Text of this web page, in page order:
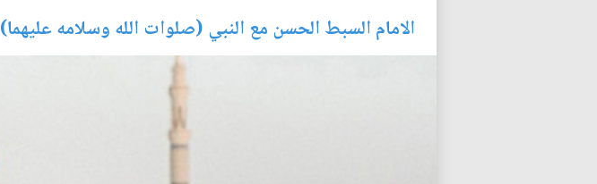
الامام السبط الحسن مع النبي (صلوات الله وسلامه عليهما)